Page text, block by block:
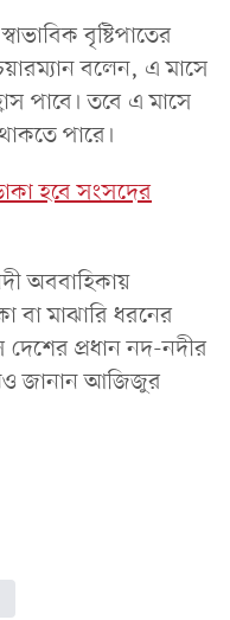
বৃষ্টিপাতের
বলেন, এ মাসে
পাবে। তবে এ মাসে
পারে।
হবে সংসদের
অববাহিকায়
বা মাঝারি ধরনের
দেশের প্রধান নদ-নদীর
জানান আজিজুর